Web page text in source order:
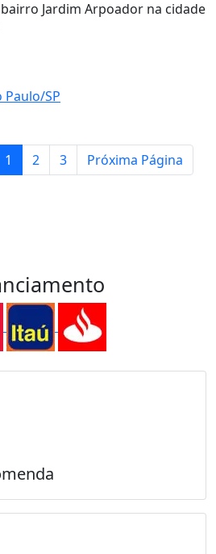
Paulo/SP
1 2 3 Próxima Página